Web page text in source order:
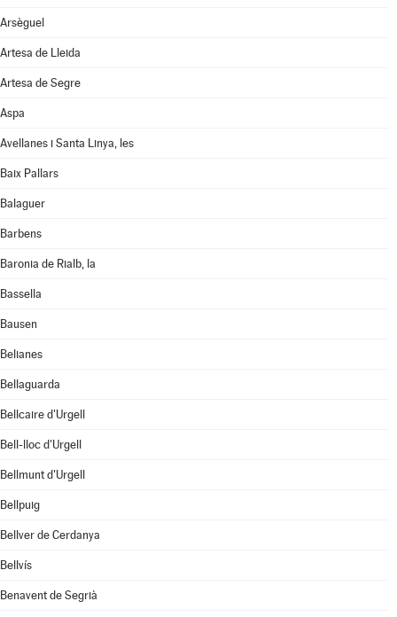
Arsèguel
Artesa de Lleida
Artesa de Segre
Aspa
Avellanes i Santa Linya, les
Baix Pallars
Balaguer
Barbens
Baronia de Rialb, la
Bassella
Bausen
Belianes
Bellaguarda
Bellcaire d'Urgell
Bell-lloc d'Urgell
Bellmunt d'Urgell
Bellpuig
Bellver de Cerdanya
Bellvís
Benavent de Segrià